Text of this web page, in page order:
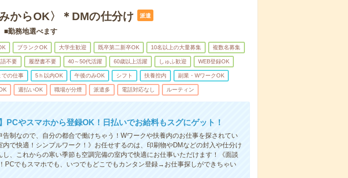
からOK〉＊DMの仕分け 派遣
勤務地選べます
ブランクOK 大学生歓迎 既卒第二新卒OK 10名以上の大量募集 複数名募集
不要 履歴書不要 40～50代活躍 60歳以上活躍 しゅふ歓迎 WEB登録OK
での仕事 5ｈ以内OK 午後のみOK シフト 扶養控内 副業・WワークOK
週払いOK 職場が分煙 派遣多 電話対応なし ルーティン
PCやスマホから登録OK！日払いでお給料もスグにゲット！
告制なので、自分の都合で働けちゃう！Wワークや扶養内のお仕事を探されてい
内で快適！シンプルワーク！》お任せするのは、印刷物やDMなどの封入や仕分け
、これからの寒い季節も空調完備の室内で快適にお仕事いただけます！《面談
PCでもスマホでも、いつでもどこでもカンタン登録→お仕事探しができちゃい